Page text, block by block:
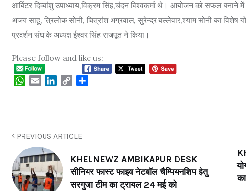
आर्बिटर दिव्यांशु उपाध्याय,विक्रम सिंह,चंदन विश्वकर्मा थे। आयोजन को सफल बनाने में
अजय साहू, त्रिलोक सोनी, चित्रांश अग्रवाल, सुरेन्द्र बल्लेवार,श्याम सोनी का
प्रदर्शन संघ के अध्यक्ष ईश्वर सिंह राजपूत ने किया।
Please follow and like us:
WhatsApp
Email LinkedIn
Copy
PREVIOUS ARTICLE
KHELNEWZ AMBIKAPUR DESK
सीनियर फास्ट फाइव नेटबॉल चैम्पियनशिप हेतु
सरगुजा टीम का ट्रायल 24 मई को